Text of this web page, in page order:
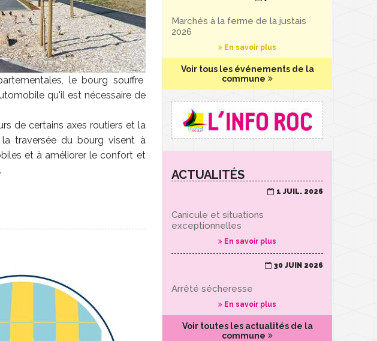
le bourg souffre
qu'il est nécessaire de
de certains axes routiers et la
la traversée du bourg visent à
et à améliorer le confort et
Marchés à la ferme de la justais
2026
En savoir plus
Voir tous les événements de la
commune
ACTUALITÉS
1 JUIL. 2026
Canicule et situations
exceptionnelles
En savoir plus
30 JUIN 2026
Arrêté sécheresse
En savoir plus
Voir toutes les actualités de la
commune